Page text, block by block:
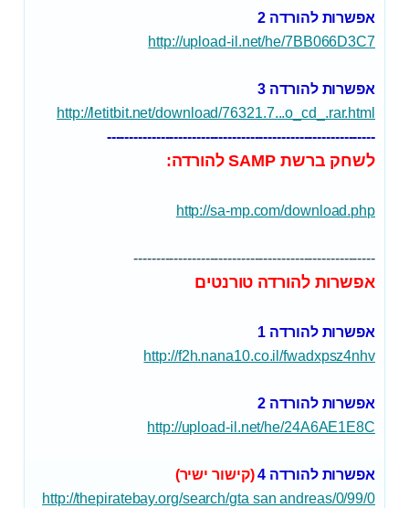
אפשרותלהורדה 2
http://upload-il.net/he/7BB066D3C7
אפשרותלהורדה 3
http://letitbit.net/download/76321.7...o_cd_.rar.html
------------------------------------------------------------
לשחק ברשת SAMP להורדה:
http://sa-mp.com/download.php
------------------------------------------------------
אפשרות להורדה טורנטים
אפשרותלהורדה 1
http://f2h.nana10.co.il/fwadxpsz4nhv
אפשרותלהורדה 2
http://upload-il.net/he/24A6AE1E8C
אפשרותלהורדה 4 (קישור ישיר)
http://thepiratebay.org/search/gta san andreas/0/99/0